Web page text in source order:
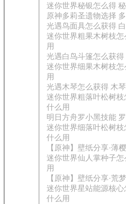
迷你世界秘银怎么得
原神多莉圣遗物选择
光遇鸟面具怎么获得
迷你世界粗果木树枝
用
光遇白鸟斗篷怎么获
迷你世界细果木树枝
用
光遇木琴怎么获得 木
迷你世界粗落叶松树
什么用
明日方舟罗小黑技能
迷你世界细落叶松树
什么用
【原神】壁纸分享·
迷你世界仙人掌种子
用
【原神】壁纸分享·荒
迷你世界星站能源核
什么用